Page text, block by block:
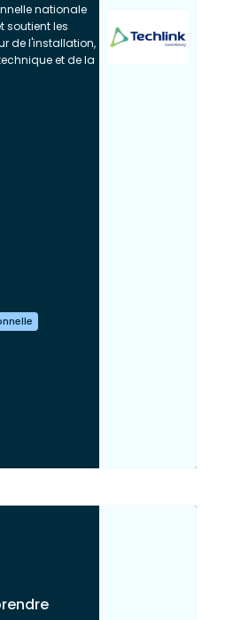
nationale
soutient les
de l'installation,
et de la